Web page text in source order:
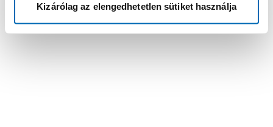
Kizárólag az elengedhetetlen sütiket használja